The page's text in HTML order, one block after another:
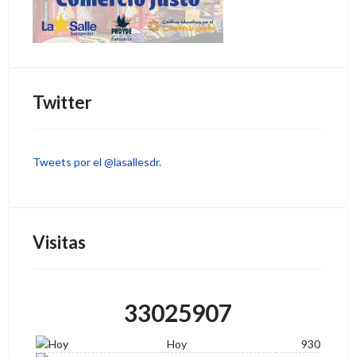
Twitter
Tweets por el @lasallesdr.
Visitas
33025907
Hoy
930